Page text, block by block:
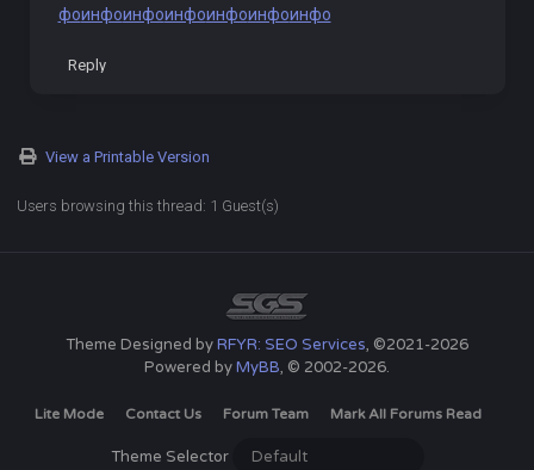
фоинфоинфоинфоинфоинфоинфо
Reply
View a Printable Version
Users browsing this thread: 1 Guest(s)
Theme Designed byRFYR: SEO Services, ©2021-2026
Powered byMyBB, © 2002-2026.
Lite Mode Contact Us Forum Team Mark All Forums Read
Theme Selector